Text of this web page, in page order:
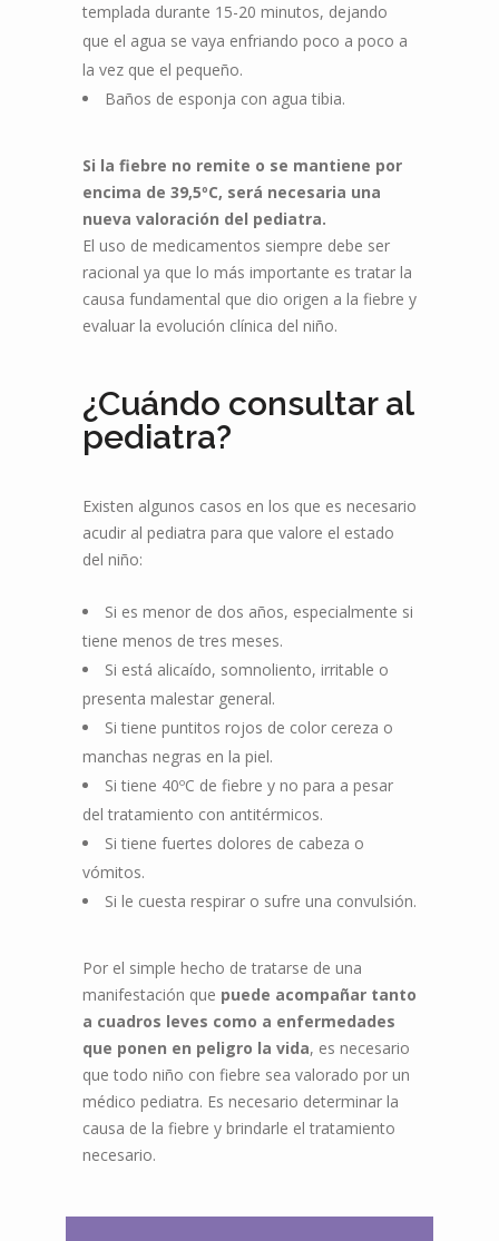
templada durante 15-20 minutos, dejando
que el agua se vaya enfriando poco a poco a
la vez que el pequeño.
Baños de esponja con agua tibia.
Si la fiebre no remite o se mantiene por
encima de 39,5ºC, será necesaria una
nueva valoración del pediatra.
El uso de medicamentos siempre debe ser
racional ya que lo más importante es tratar la
causa fundamental que dio origen a la fiebre y
evaluar la evolución clínica del niño.
¿Cuándo consultar al
pediatra?
Existen algunos casos en los que es necesario
acudir al pediatra para que valore el estado
del niño:
Si es menor de dos años, especialmente si
tiene menos de tres meses.
Si está alicaído, somnoliento, irritable o
presenta malestar general.
Si tiene puntitos rojos de color cereza o
manchas negras en la piel.
Si tiene 40ºC de fiebre y no para a pesar
del tratamiento con antitérmicos.
Si tiene fuertes dolores de cabeza o
vómitos.
Si le cuesta respirar o sufre una convulsión.
Por el simple hecho de tratarse de una
manifestación que puede acompañar tanto
a cuadros leves como a enfermedades
que ponen en peligro la vida, es necesario
que todo niño con fiebre sea valorado por un
médico pediatra. Es necesario determinar la
causa de la fiebre y brindarle el tratamiento
necesario.